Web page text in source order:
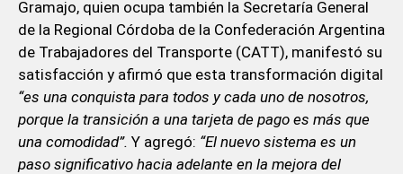
Gramajo, quien ocupa también la Secretaría General
de la Regional Córdoba de la Confederación Argentina
de Trabajadores del Transporte (CATT), manifestó su
satisfacción y afirmó que esta transformación digital
“es una conquista para todos y cada uno de nosotros,
porque la transición a una tarjeta de pago es más que
una comodidad”. Y agregó: “El nuevo sistema es un
paso significativo hacia adelante en la mejora del